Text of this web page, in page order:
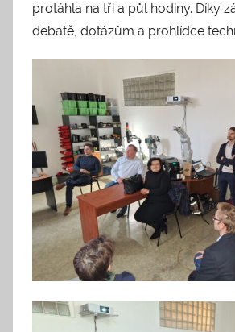
protáhla na tři a půl hodiny. Díky
debatě, dotázům a prohlídce